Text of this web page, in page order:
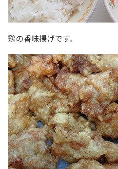
鶏の香味揚げです。